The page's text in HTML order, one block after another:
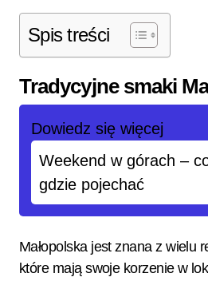
Spis treści
Tradycyjne smaki
Dowiedz się więcej
Weekend w górach –
gdzie pojechać
Małopolska jest znana z wielu
które mają swoje korzenie w